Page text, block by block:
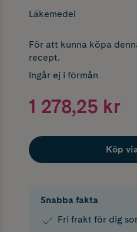
Läkemedel
För att kunna köpa
recept.
Ingår ej i förmån
1 278,25 kr
Köp
Snabba fakta
Fri frakt för dig